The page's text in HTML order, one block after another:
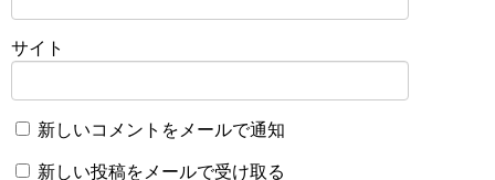
サイト
新しいコメントをメールで通知
新しい投稿をメールで受け取る